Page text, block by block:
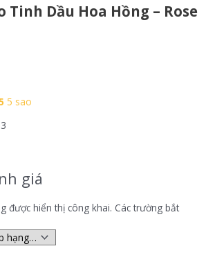
Tinh Dầu Hoa Hồng – Rose
5 sao
giá
được hiển thị công khai. Các trường bắt